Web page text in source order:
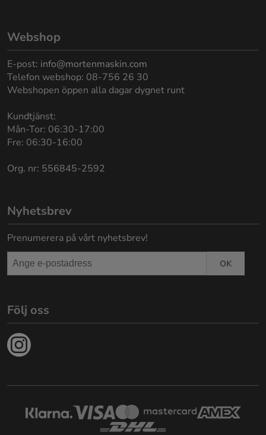
Webshop
E-post: info@mortenmaskin.com
Telefon webshop: 08-756 26 30
Webshopen öppen alla dagar dygnet runt
Kundtjänst:
Mån-Tor: 06:30-17:00
Fre: 06:30-16:00
Org. nr: 556845-2592
Nyhetsbrev
Prenumerera på vårt nyhetsbrev!
OK
Följ oss